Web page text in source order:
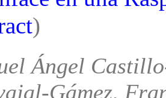
)
Ángel
Gámez,